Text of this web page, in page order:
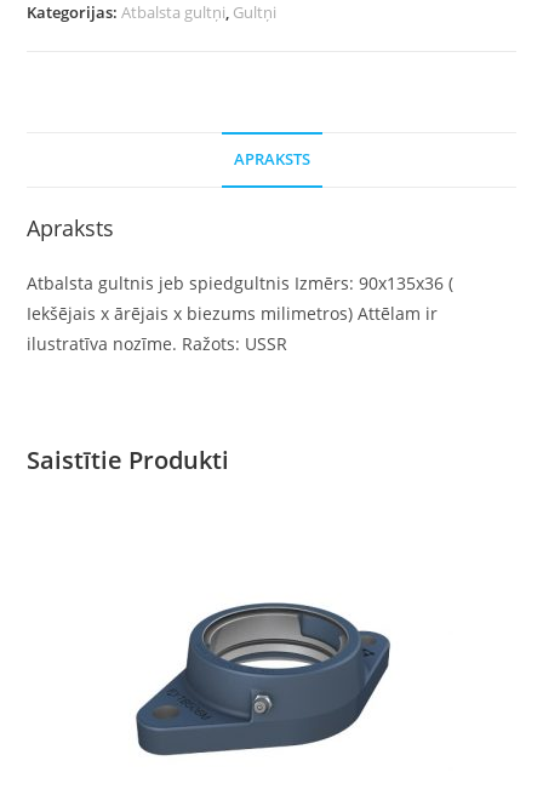
Kategorijas:Atbalsta gultņi, Gultņi
APRAKSTS
Apraksts
Atbalsta gultnis jeb spiedgultnis Izmērs: 90x135x36 (
Iekšējais x ārējais x biezums milimetros) Attēlam ir
ilustratīva nozīme. Ražots: USSR
Saistītie Produkti